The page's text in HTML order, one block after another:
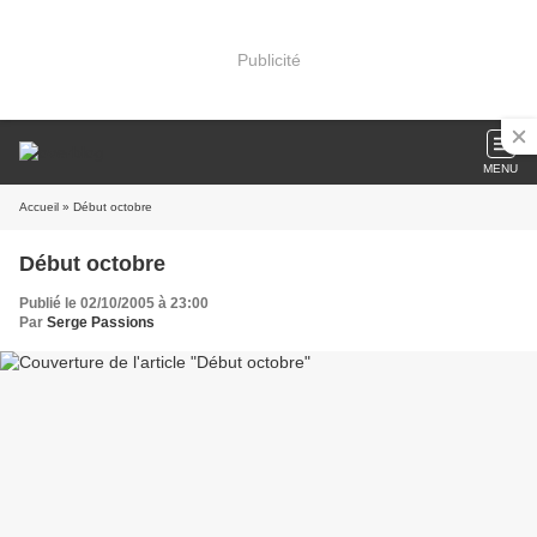
Publicité
MENU
Accueil » Début octobre
Début octobre
Publié le 02/10/2005 à 23:00
Par Serge Passions